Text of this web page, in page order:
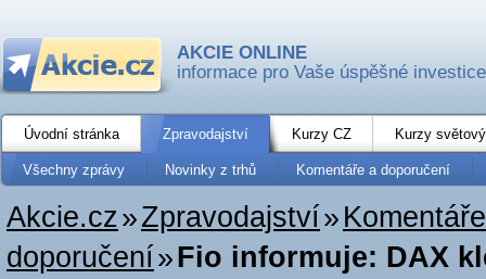
AKCIE ONLINE
informace pro Vaše úspěšné investice
Úvodní stránka Zpravodajství Kurzy CZ Kurzy
Všechny zprávy Novinky z trhů Komentáře a doporučení
Akcie.cz»Zpravodajství»
doporučení»Fio informuje: DAX